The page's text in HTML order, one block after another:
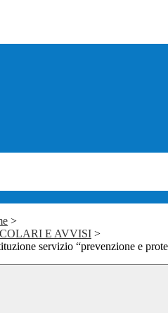
>
E AVVISI >
servizio “prevenzione e